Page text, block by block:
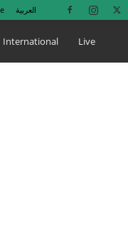
العربية
International Live